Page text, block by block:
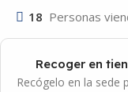
18 Personas
Recoger en
Recógelo en la sede